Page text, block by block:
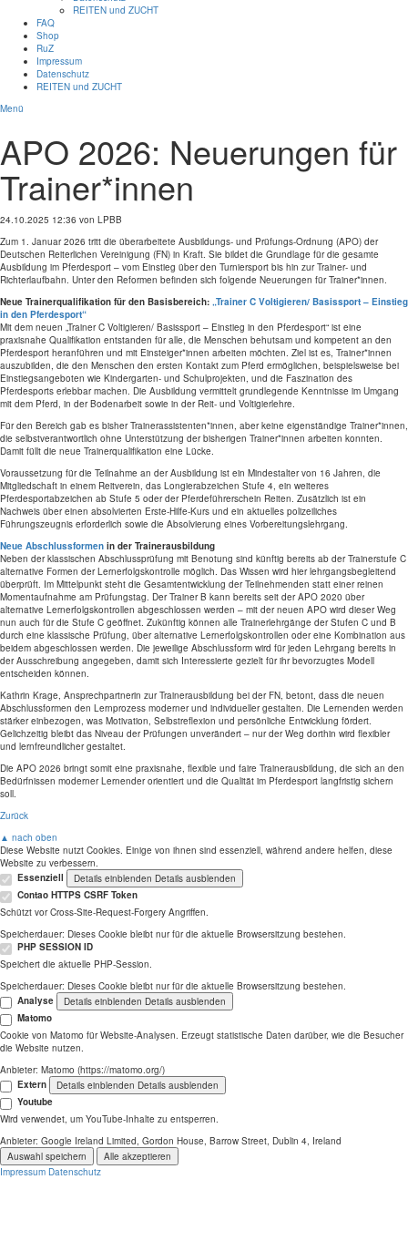
REITEN und ZUCHT
FAQ
Shop
RuZ
Impressum
Datenschutz
REITEN und ZUCHT
Menü
APO 2026: Neuerungen für
Trainer*innen
24.10.2025 12:36 von LPBB
Zum 1. Januar 2026 tritt die überarbeitete Ausbildungs- und Prüfungs-Ordnung (APO) der
Deutschen Reiterlichen Vereinigung (FN) in Kraft. Sie bildet die Grundlage für die gesamte
Ausbildung im Pferdesport – vom Einstieg über den Turniersport bis hin zur Trainer- und
Richterlaufbahn. Unter den Reformen befinden sich folgende Neuerungen für Trainer*innen.
Neue Trainerqualifikation für den Basisbereich: „Trainer C Voltigieren/ Basissport – Einstieg
in den Pferdesport“
Mit dem neuen „Trainer C Voltigieren/ Basissport – Einstieg in den Pferdesport“ ist eine
praxisnahe Qualifikation entstanden für alle, die Menschen behutsam und kompetent an den
Pferdesport heranführen und mit Einsteiger*innen arbeiten möchten. Ziel ist es, Trainer*innen
auszubilden, die den Menschen den ersten Kontakt zum Pferd ermöglichen, beispielsweise bei
Einstiegsangeboten wie Kindergarten- und Schulprojekten, und die Faszination des
Pferdesports erlebbar machen. Die Ausbildung vermittelt grundlegende Kenntnisse im Umgang
mit dem Pferd, in der Bodenarbeit sowie in der Reit- und Voltigierlehre.
Für den Bereich gab es bisher Trainerassistenten*innen, aber keine eigenständige Trainer*innen,
die selbstverantwortlich ohne Unterstützung der bisherigen Trainer*innen arbeiten konnten.
Damit füllt die neue Trainerqualifikation eine Lücke.
Voraussetzung für die Teilnahme an der Ausbildung ist ein Mindestalter von 16 Jahren, die
Mitgliedschaft in einem Reitverein, das Longierabzeichen Stufe 4, ein weiteres
Pferdesportabzeichen ab Stufe 5 oder der Pferdeführerschein Reiten. Zusätzlich ist ein
Nachweis über einen absolvierten Erste-Hilfe-Kurs und ein aktuelles polizeiliches
Führungszeugnis erforderlich sowie die Absolvierung eines Vorbereitungslehrgang.
Neue Abschlussformen in der Trainerausbildung
Neben der klassischen Abschlussprüfung mit Benotung sind künftig bereits ab der Trainerstufe C
alternative Formen der Lernerfolgskontrolle möglich. Das Wissen wird hier lehrgangsbegleitend
überprüft. Im Mittelpunkt steht die Gesamtentwicklung der Teilnehmenden statt einer reinen
Momentaufnahme am Prüfungstag. Der Trainer B kann bereits seit der APO 2020 über
alternative Lernerfolgskontrollen abgeschlossen werden – mit der neuen APO wird dieser Weg
nun auch für die Stufe C geöffnet. Zukünftig können alle Trainerlehrgänge der Stufen C und B
durch eine klassische Prüfung, über alternative Lernerfolgskontrollen oder eine Kombination aus
beidem abgeschlossen werden. Die jeweilige Abschlussform wird für jeden Lehrgang bereits in
der Ausschreibung angegeben, damit sich Interessierte gezielt für ihr bevorzugtes Modell
entscheiden können.
Kathrin Krage, Ansprechpartnerin zur Trainerausbildung bei der FN, betont, dass die neuen
Abschlussformen den Lernprozess moderner und individueller gestalten. Die Lernenden werden
stärker einbezogen, was Motivation, Selbstreflexion und persönliche Entwicklung fördert.
Gelichzeitig bleibt das Niveau der Prüfungen unverändert – nur der Weg dorthin wird flexibler
und lernfreundlicher gestaltet.
Die APO 2026 bringt somit eine praxisnahe, flexible und faire Trainerausbildung, die sich an den
Bedürfnissen moderner Lernender orientiert und die Qualität im Pferdesport langfristig sichern
soll.
Zurück
▲ nach oben
Diese Website nutzt Cookies. Einige von ihnen sind essenziell, während andere helfen, diese
Website zu verbessern.
Essenziell
Details einblenden Details ausblenden
Contao HTTPS CSRF Token
Schützt vor Cross-Site-Request-Forgery Angriffen.
Speicherdauer: Dieses Cookie bleibt nur für die aktuelle Browsersitzung bestehen.
PHP SESSION ID
Speichert die aktuelle PHP-Session.
Speicherdauer: Dieses Cookie bleibt nur für die aktuelle Browsersitzung bestehen.
Analyse
Details einblenden Details ausblenden
Matomo
Cookie von Matomo für Website-Analysen. Erzeugt statistische Daten darüber, wie die Besucher
die Website nutzen.
Anbieter: Matomo (https://matomo.org/)
Extern
Details einblenden Details ausblenden
Youtube
Wird verwendet, um YouTube-Inhalte zu entsperren.
Anbieter: Google Ireland Limited, Gordon House, Barrow Street, Dublin 4, Ireland
Auswahl speichern
Alle akzeptieren
Impressum Datenschutz